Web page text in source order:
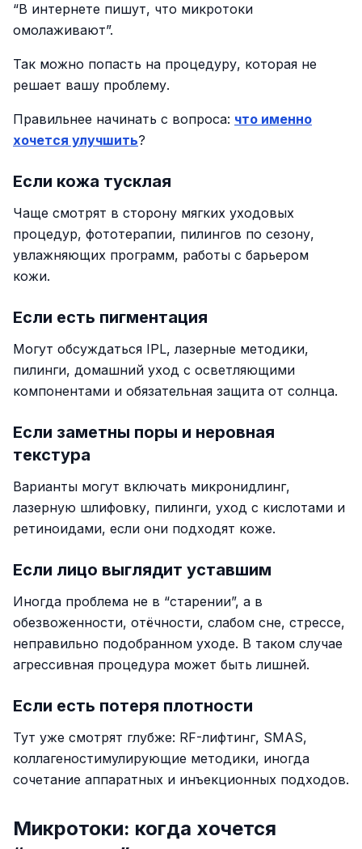
“В интернете пишут, что микротоки
омолаживают”.
Так можно попасть на процедуру, которая не
решает вашу проблему.
Правильнее начинать с вопроса: что именно
хочется улучшить?
Если кожа тусклая
Чаще смотрят в сторону мягких уходовых
процедур, фототерапии, пилингов по сезону,
увлажняющих программ, работы с барьером
кожи.
Если есть пигментация
Могут обсуждаться IPL, лазерные методики,
пилинги, домашний уход с осветляющими
компонентами и обязательная защита от солнца.
Если заметны поры и неровная
текстура
Варианты могут включать микронидлинг,
лазерную шлифовку, пилинги, уход с кислотами и
ретиноидами, если они подходят коже.
Если лицо выглядит уставшим
Иногда проблема не в “старении”, а в
обезвоженности, отёчности, слабом сне, стрессе,
неправильно подобранном уходе. В таком случае
агрессивная процедура может быть лишней.
Если есть потеря плотности
Тут уже смотрят глубже: RF-лифтинг, SMAS,
коллагеностимулирующие методики, иногда
сочетание аппаратных и инъекционных подходов.
Микротоки: когда хочется